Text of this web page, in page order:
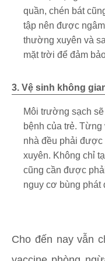
quần, chén bát
tập nên được
thường xuyên và
mặt trời để đảm
3. Vệ sinh không
Môi trường sạch
bệnh của trẻ. Từng
nhà đều phải
xuyên. Không chỉ
cũng cần được
nguy cơ bùng phát
Cho đến nay vẫn